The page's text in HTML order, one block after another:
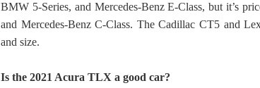
BMW 5-Series, and Mercedes-Benz E-Class, but it’s
and Mercedes-Benz C-Class. The Cadillac CT5 and
and size.
Is the 2021 Acura TLX a good car?